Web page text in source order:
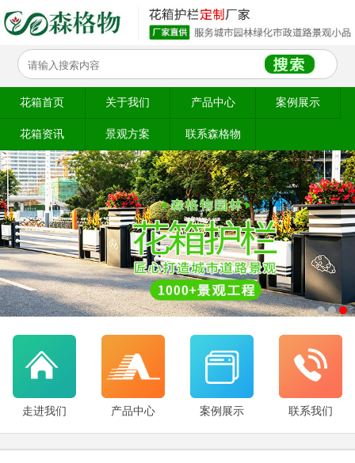
花箱首页 关于我们 产品中心 案例展示
花箱资讯 景观方案 联系森格物
走进我们 产品中心 案例展示 联系我们